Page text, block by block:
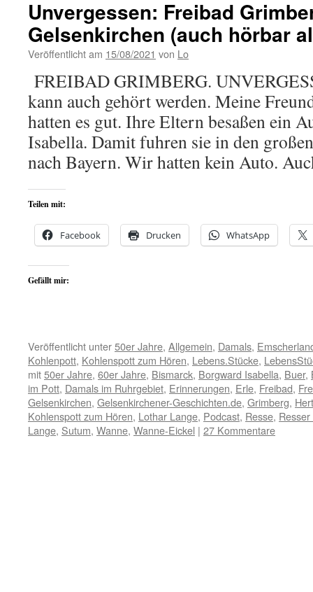
Unvergessen: Freibad
Gelsenkirchen (auch hörbar
Veröffentlicht am 15/08/2021 von Lo
FREIBAD GRIMBERG.
kann auch gehört werden. Meine
hatten es gut. Ihre Eltern besaßen ein
Isabella. Damit fuhren sie in den
nach Bayern. Wir hatten kein Auto.
Teilen mit:
Facebook Drucken WhatsApp
Gefällt mir:
Veröffentlicht unter50er Jahre, Allgemein, Damals,
Kohlenpott, Kohlenspott zum Hören, Lebens.Stücke,
mit50er Jahre, 60er Jahre, Bismarck, Borgward Isabella, Buer,
im Pott, Damals im Ruhrgebiet, Erinnerungen, Erle, Freibad,
Gelsenkirchen, Gelsenkirchener-Geschichten.de, Grimberg,
Kohlenspott zum Hören, Lothar Lange, Podcast, Resse,
Lange, Sutum, Wanne, Wanne-Eickel | 27 Kommentare